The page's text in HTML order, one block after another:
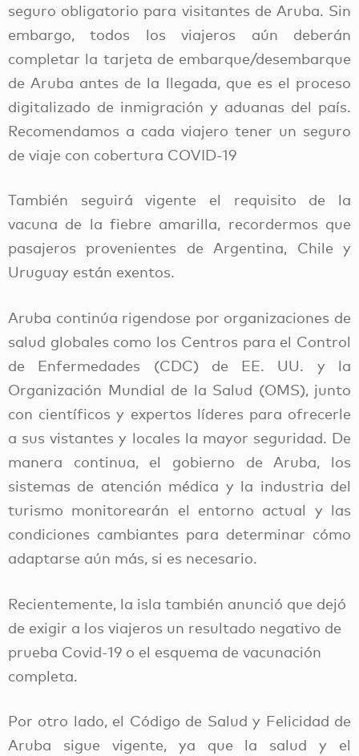
seguro obligatorio para visitantes de Aruba. Sin
embargo, todos los viajeros aún deberán
completar la tarjeta de embarque/desembarque
de Aruba antes de la llegada, que es el proceso
digitalizado de inmigración y aduanas del país.
Recomendamos a cada viajero tener un seguro
de viaje con cobertura COVID-19
También seguirá vigente el requisito de la
vacuna de la fiebre amarilla, recordermos que
pasajeros provenientes de Argentina, Chile y
Uruguay están exentos.
Aruba continúa rigendose por organizaciones de
salud globales como los Centros para el Control
de Enfermedades (CDC) de EE. UU. y la
Organización Mundial de la Salud (OMS), junto
con científicos y expertos líderes para ofrecerle
a sus vistantes y locales la mayor seguridad. De
manera continua, el gobierno de Aruba, los
sistemas de atención médica y la industria del
turismo monitorearán el entorno actual y las
condiciones cambiantes para determinar cómo
adaptarse aún más, si es necesario.
Recientemente, la isla también anunció que dejó
de exigir a los viajeros un resultado negativo de
prueba Covid-19 o el esquema de vacunación
completa.
Por otro lado, el Código de Salud y Felicidad de
Aruba sigue vigente, ya que la salud y el